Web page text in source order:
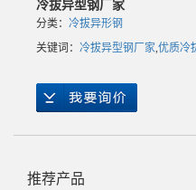
冷拔异型钢厂家
分类： 冷拔异形钢
关键词： 冷拔异型钢厂家,优质冷
推荐产品